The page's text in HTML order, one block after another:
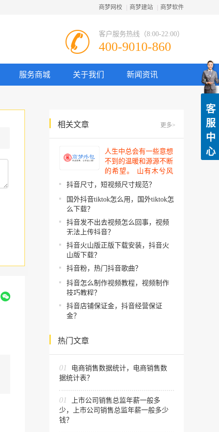
商梦网校 商梦建站 商梦软件
客户服务热线（8:00-22:00）
400-9010-860
服务商城 关于我们 新闻资讯
相关文章 更多>
人生中总会有一些意想
不到的温暖和源源不断
的希望。 山有木兮风
吹过，你的心思我都明
你。 你建起…
抖音尺寸，短视频尺寸规范？
国外抖音tiktok怎么用，国外tiktok怎
么下载？
抖音发不出去视频怎么回事，视频
无法上传抖音？
抖音火山版正版下载安装，抖音火
山版下载？
抖音粉，热门抖音歌曲？
抖音怎么制作视频教程，视频制作
技巧教程？
抖音店铺保证金，抖音经营保证
金？
热门文章
01
电商销售数据统计，电商销售数
据统计表？
01
上市公司销售总监年薪一般多
少，上市公司销售总监年薪一般多少
钱？
客
服
中
心